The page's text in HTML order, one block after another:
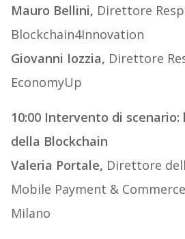
Mauro Bellini, Direttore
Blockchain4Innovation
Giovanni Iozzia, Direttore
EconomyUp
10:00 Intervento di
della Blockchain
Valeria Portale, Direttore
Mobile Payment &
Milano